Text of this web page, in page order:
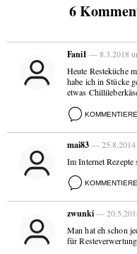
6
Fani1 — 8.3.2018
Heute Resteküche
habe ich in Stücke
etwas
mai83— 25.8.2014
Im Internet
zwunki—
Man hat eh schon
für